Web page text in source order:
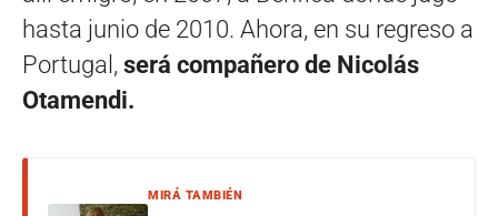
hasta junio de 2010. Ahora, en su regreso a
Portugal, será compañero de Nicolás
Otamendi.
MIRÁ TAMBIÉN